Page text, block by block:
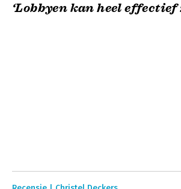
‘Lobbyen kan heel effectief